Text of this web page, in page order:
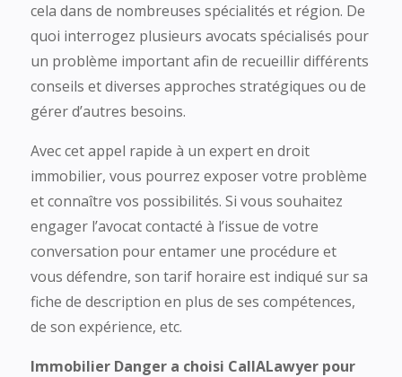
cela dans de nombreuses spécialités et région. De
quoi interrogez plusieurs avocats spécialisés pour
un problème important afin de recueillir différents
conseils et diverses approches stratégiques ou de
gérer d’autres besoins.
Avec cet appel rapide à un expert en droit
immobilier, vous pourrez exposer votre problème
et connaître vos possibilités. Si vous souhaitez
engager l’avocat contacté à l’issue de votre
conversation pour entamer une procédure et
vous défendre, son tarif horaire est indiqué sur sa
fiche de description en plus de ses compétences,
de son expérience, etc.
Immobilier Danger a choisi CallALawyer pour